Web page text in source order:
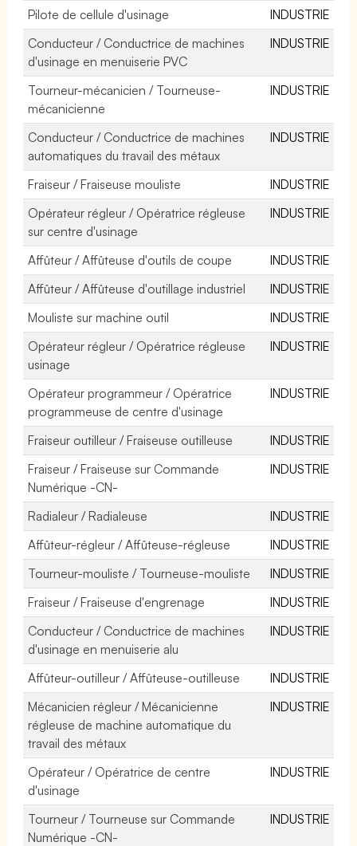
Pilote de cellule d'usinage
INDUSTRIE
Conducteur / Conductrice de machines
d'usinage en menuiserie PVC
INDUSTRIE
Tourneur-mécanicien / Tourneuse-
mécanicienne
INDUSTRIE
Conducteur / Conductrice de machines
automatiques du travail des métaux
INDUSTRIE
Fraiseur / Fraiseuse mouliste
INDUSTRIE
Opérateur régleur / Opératrice régleuse
sur centre d'usinage
INDUSTRIE
Affûteur / Affûteuse d'outils de coupe
INDUSTRIE
Affûteur / Affûteuse d'outillage industriel
INDUSTRIE
Mouliste sur machine outil
INDUSTRIE
Opérateur régleur / Opératrice régleuse
usinage
INDUSTRIE
Opérateur programmeur / Opératrice
programmeuse de centre d'usinage
INDUSTRIE
Fraiseur outilleur / Fraiseuse outilleuse
INDUSTRIE
Fraiseur / Fraiseuse sur Commande
Numérique -CN-
INDUSTRIE
Radialeur / Radialeuse
INDUSTRIE
Affûteur-régleur / Affûteuse-régleuse
INDUSTRIE
Tourneur-mouliste / Tourneuse-mouliste
INDUSTRIE
Fraiseur / Fraiseuse d'engrenage
INDUSTRIE
Conducteur / Conductrice de machines
d'usinage en menuiserie alu
INDUSTRIE
Affûteur-outilleur / Affûteuse-outilleuse
INDUSTRIE
Mécanicien régleur / Mécanicienne
régleuse de machine automatique du
travail des métaux
INDUSTRIE
Opérateur / Opératrice de centre
d'usinage
INDUSTRIE
Tourneur / Tourneuse sur Commande
Numérique -CN-
INDUSTRIE